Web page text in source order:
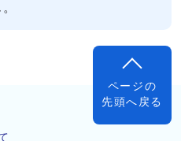
ページの
先頭へ戻る